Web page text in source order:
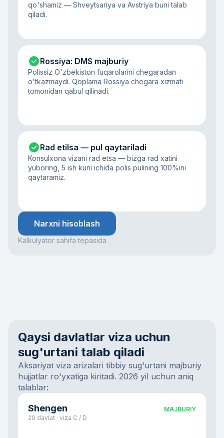
qo'shamiz — Shveytsariya va Avstriya buni talab
qiladi.
Rossiya: DMS majburiy
Polissiz O'zbekiston fuqarolarini chegaradan
o'tkazmaydi. Qoplama Rossiya chegara xizmati
tomonidan qabul qilinadi.
Rad etilsa — pul qaytariladi
Konsulxona vizani rad etsa — bizga rad xatini
yuboring, 5 ish kuni ichida polis pulining 100%ini
qaytaramiz.
Narxni hisoblash
Kalkulyator sahifa tepasida
Qaysi davlatlar viza uchun
sug'urtani talab qiladi
Aksariyat viza arizalari tibbiy sug'urtani majburiy
hujjatlar ro'yxatiga kiritadi. 2026 yil uchun aniq
talablar:
Shengen
MAJBURIY
29 davlat · viza C / D